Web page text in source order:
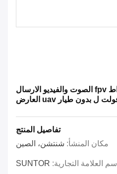
2.4 جيجا هرتز 400 ميجا واط fpv الصوت والفيديو الارسال
تفاصيل المنتج
مكان المنشأ: شنتشن، الصين
اسم العلامة التجارية: SUNTOR